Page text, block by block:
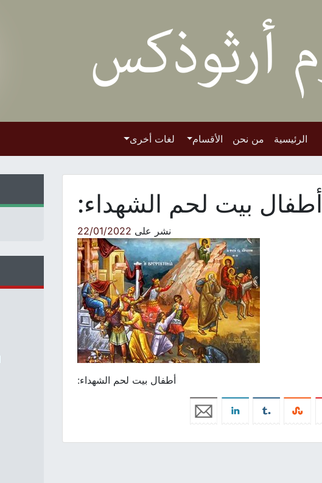
الرئيسية من نحن الأقسام لغات أخرى
أطفال بيت لحم الشهداء:
نشر على 22/01/2022
أطفال بيت لحم الشهداء: